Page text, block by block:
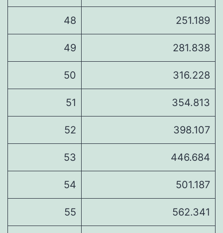
48 251.189
49 281.838
50 316.228
51 354.813
52 398.107
53 446.684
54 501.187
55 562.341